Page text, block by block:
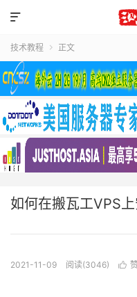

技术教程  正文
如何在搬瓦工VPS
2021-11-09 阅读(3046) 